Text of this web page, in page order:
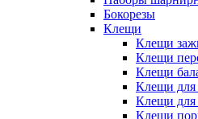
Бокорезы
Клещи
Клещи
Клещи
Клещи
Клещи
Клещи для
Клещи